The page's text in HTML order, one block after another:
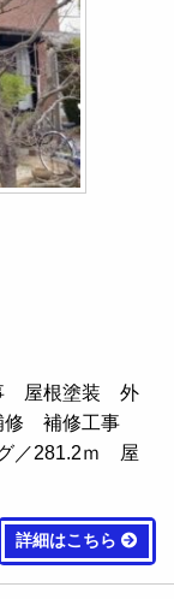
屋根塗装 外
修 補修工事
／281.2ｍ 屋
詳細はこちら